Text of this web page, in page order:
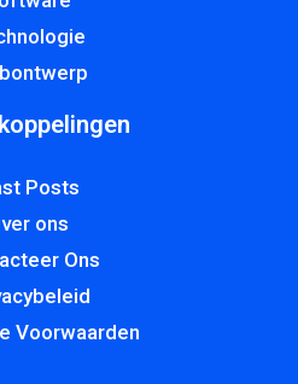
Posts
ons
Ons
Voorwaarden